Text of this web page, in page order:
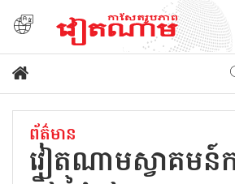
ព័ត៌មាន
វៀតណាមស្វាគមន៍ក